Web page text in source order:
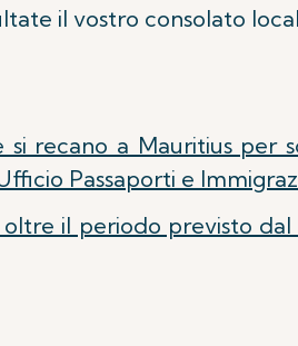
il vostro consolato
si recano a Mauritius
Passaporti e
il periodo previsto